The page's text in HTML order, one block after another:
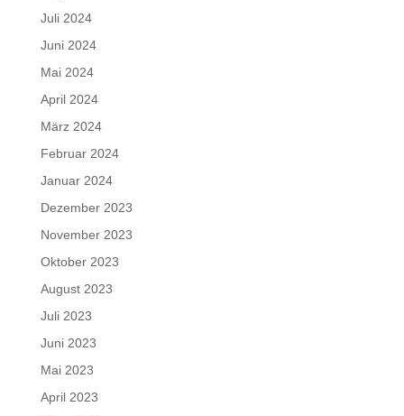
Juli 2024
Juni 2024
Mai 2024
April 2024
März 2024
Februar 2024
Januar 2024
Dezember 2023
November 2023
Oktober 2023
August 2023
Juli 2023
Juni 2023
Mai 2023
April 2023